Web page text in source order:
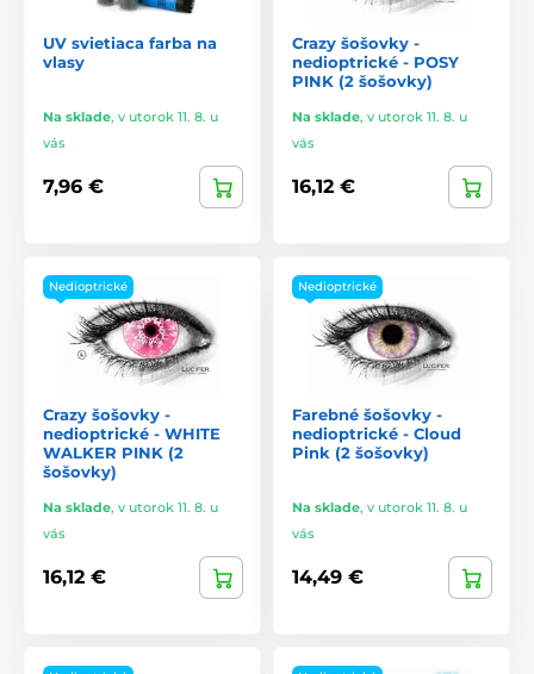
UV svietiaca farba na
vlasy
Na sklade, v utorok 11. 8. u
vás
7,96 €
Crazy šošovky -
nedioptrické - POSY
PINK (2 šošovky)
Na sklade, v utorok 11. 8. u
vás
16,12 €
Nedioptrické
Crazy šošovky -
nedioptrické - WHITE
WALKER PINK (2
šošovky)
Na sklade, v utorok 11. 8. u
vás
16,12 €
Nedioptrické
Farebné šošovky -
nedioptrické - Cloud
Pink (2 šošovky)
Na sklade, v utorok 11. 8. u
vás
14,49 €